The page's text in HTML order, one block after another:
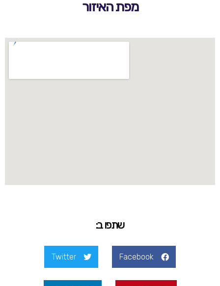
מפת האיזור
שתפו ב:
Facebook
Twitter